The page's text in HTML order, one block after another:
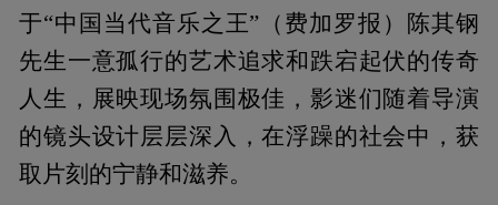
于“中国当代音乐之王”（费加罗报）陈其钢
先生一意孤行的艺术追求和跌宕起伏的传奇
人生，展映现场氛围极佳，影迷们随着导演
的镜头设计层层深入，在浮躁的社会中，获
取片刻的宁静和滋养。